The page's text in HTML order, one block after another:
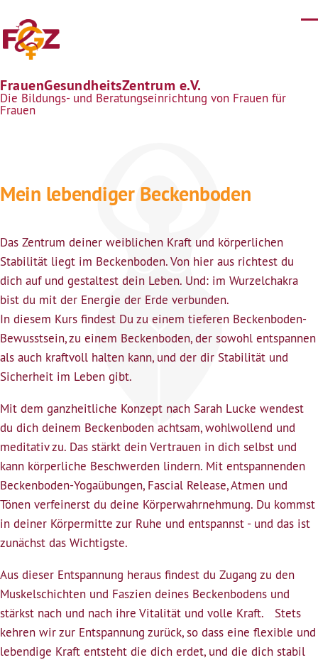
FrauenGesundheitsZentrum e.V.
Die Bildungs- und Beratungseinrichtung von Frauen für
Frauen
Mein lebendiger Beckenboden
Das Zentrum deiner weiblichen Kraft und körperlichen
Stabilität liegt im Beckenboden. Von hier aus richtest du
dich auf und gestaltest dein Leben. Und: im Wurzelchakra
bist du mit der Energie der Erde verbunden.
In diesem Kurs findest Du zu einem tieferen Beckenboden-
Bewusstsein, zu einem Beckenboden, der sowohl entspannen
als auch kraftvoll halten kann, und der dir Stabilität und
Sicherheit im Leben gibt.
Mit dem ganzheitliche Konzept nach Sarah Lucke wendest
du dich deinem Beckenboden achtsam, wohlwollend und
meditativ zu. Das stärkt dein Vertrauen in dich selbst und
kann körperliche Beschwerden lindern. Mit entspannenden
Beckenboden-Yogaübungen, Fascial Release, Atmen und
Tönen verfeinerst du deine Körperwahrnehmung. Du kommst
in deiner Körpermitte zur Ruhe und entspannst - und das ist
zunächst das Wichtigste.
Aus dieser Entspannung heraus findest du Zugang zu den
Muskelschichten und Faszien deines Beckenbodens und
stärkst nach und nach ihre Vitalität und volle Kraft. Stets
kehren wir zur Entspannung zurück, so dass eine flexible und
lebendige Kraft entsteht die dich erdet, und die dich stabil